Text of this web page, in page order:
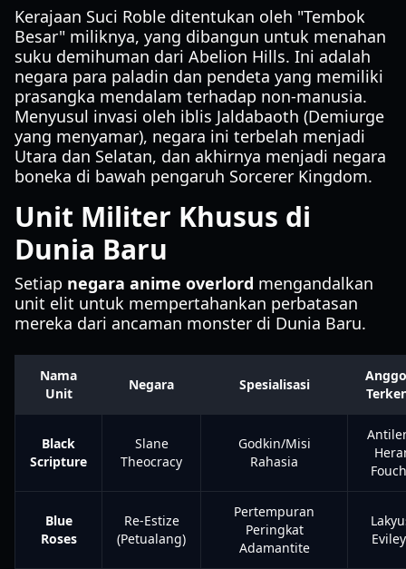
Kerajaan Suci Roble ditentukan oleh "Tembok
Besar" miliknya, yang dibangun untuk menahan
suku demihuman dari Abelion Hills. Ini adalah
negara para paladin dan pendeta yang memiliki
prasangka mendalam terhadap non-manusia.
Menyusul invasi oleh iblis Jaldabaoth (Demiurge
yang menyamar), negara ini terbelah menjadi
Utara dan Selatan, dan akhirnya menjadi negara
boneka di bawah pengaruh Sorcerer Kingdom.
Unit Militer Khusus di
Dunia Baru
Setiap negara anime overlord mengandalkan
unit elit untuk mempertahankan perbatasan
mereka dari ancaman monster di Dunia Baru.
Nama
Unit
Negara Spesialisasi
Black
Scripture
Slane
Theocracy
Godkin/Misi
Rahasia
Blue
Roses
Re-Estize
(Petualang)
Pertempuran
Peringkat
Adamantite